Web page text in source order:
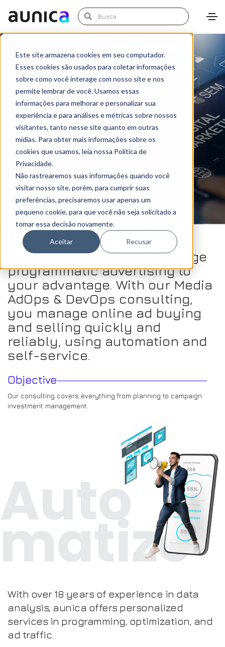
Este site armazena cookies em seu computador.
Esses cookies são usados para coletar informações
sobre como você interage com nosso site e nos
permite lembrar de você. Usamos essas
informações para melhorar e personalizar sua
experiência e para análises e métricas sobre nossos
visitantes, tanto nesse site quanto em outras
mídias. Para obter mais informações sobre os
cookies que usamos, leia nossa Política de
Privacidade.
Não rastrearemos suas informações quando você
visitar nosso site, porém, para cumprir suas
preferências, precisaremos usar apenas um
pequeno cookie, para que você não seja solicitado a
tomar essa decisão novamente.
Aceitar Recusar
Solutions | Media AdOps
& DevOps Consulting
and Auditing
Anticipate trends and leverage
programmatic advertising to
your advantage. With our Media
AdOps & DevOps consulting,
you manage online ad buying
and selling quickly and
reliably, using automation and
self-service.
Objective
Our consulting covers everything from planning to campaign
investment management.
With over 18 years of experience in data
analysis, aunica offers personalized
services in programming, optimization, and
ad traffic.